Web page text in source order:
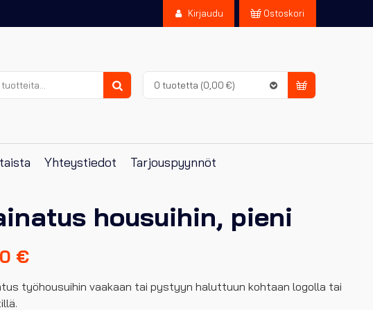
Kirjaudu Ostoskori
0 tuotetta (0,00 €)
Yhteystiedot Tarjouspyynnöt
housuihin, pieni
€
työhousuihin vaakaan tai pystyyn haluttuun kohtaan logolla tai